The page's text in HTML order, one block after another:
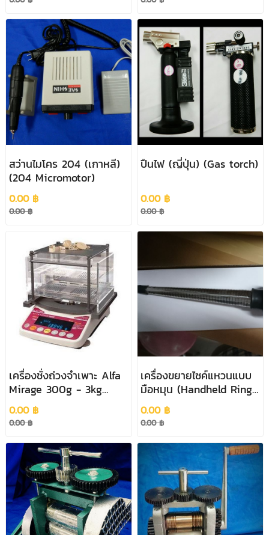
สว่านไมโคร 204 (เกาหลี)
(204 Micromotor)
0.00 ฿
0.00 ฿
ปืนไฟ (ญี่ปุ่น) (Gas torch)
0.00 ฿
0.00 ฿
เครื่องชั่งถ่วงจำเพาะ Alfa
Mirage 300g - 3kg
(Alfa Mirage Gold
Density Kit)
0.00 ฿
0.00 ฿
เครื่องขยายไซค์แหวนแบบ
มือหมุน (Handheld Ring
Stretcher)
0.00 ฿
0.00 ฿